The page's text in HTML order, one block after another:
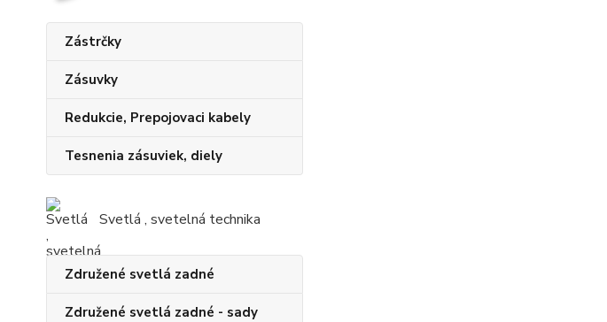
Zástrčky
Zásuvky
Redukcie, Prepojovaci kabely
Tesnenia zásuviek, diely
Svetlá , svetelná technika
Združené svetlá zadné
Združené svetlá zadné - sady